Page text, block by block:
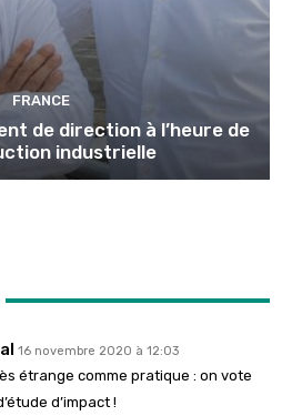
FRANCE
de direction à l’heure de
industrielle
16 novembre 2020 à 12:03
étrange comme pratique : on vote
d’impact !